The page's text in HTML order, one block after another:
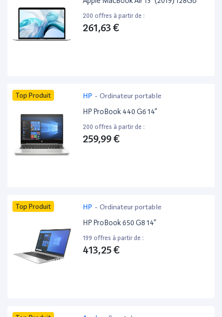
200 offres à partir de :
261,63 €
Top Produit HP - Ordinateur portable
HP ProBook 440 G6 14”
200 offres à partir de :
259,99 €
Top Produit HP - Ordinateur portable
HP ProBook 650 G8 14”
199 offres à partir de :
413,25 €